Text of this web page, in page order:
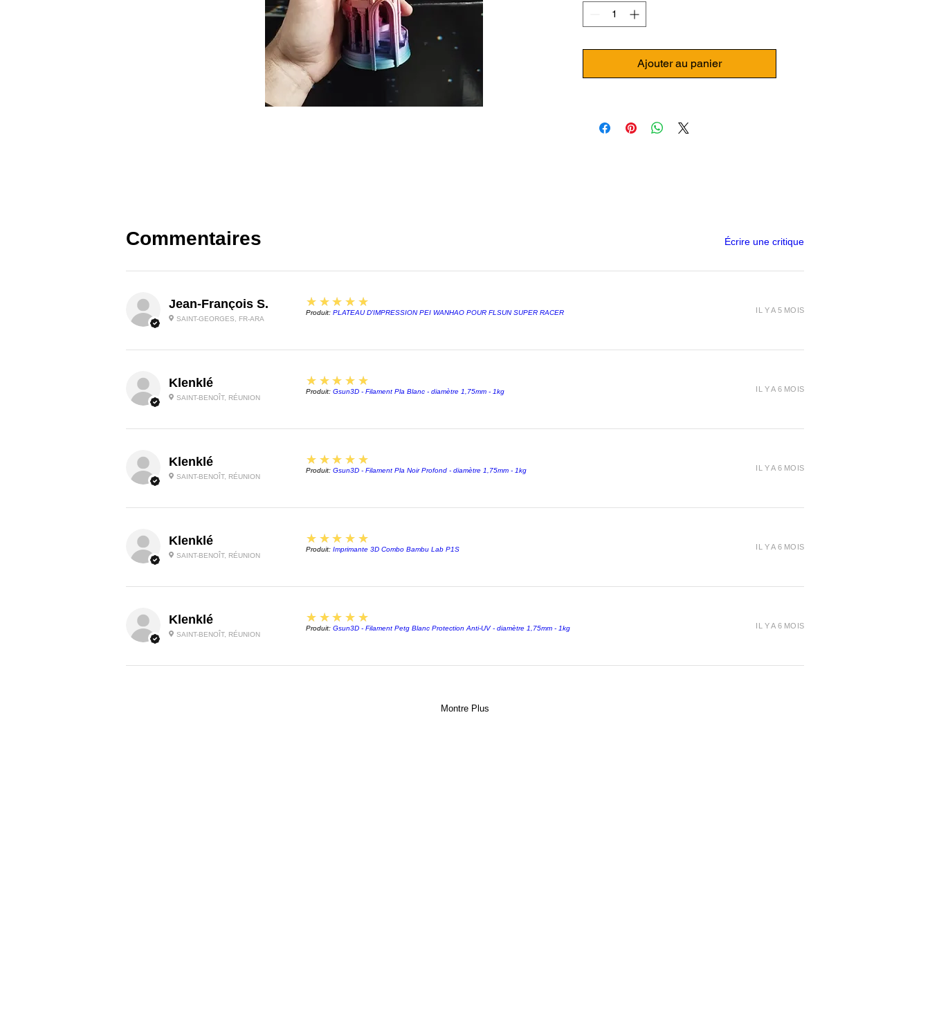
Le filament PLA Starter de Rosa3D est
conçu pour les utilisateurs novices
d'impression vous convaincra
d'imprimer des projets de plus en plus
Un décor d'aquarium avec du filament
Ajouter au panier
Commentaires Écrire une critique
Jean-François S.
SAINT-GEORGES, FR-ARA
5
★★★★★
Produit: PLATEAU D'IMPRESSION PEI WANHAO POUR FLSUN SUPER RACER IL Y A 5 MOIS
Klenklé
SAINT-BENOÎT, RÉUNION
5
★★★★★
Produit: Gsun3D - Filament Pla Blanc - diamètre 1,75mm - 1kg IL Y A 6 MOIS
Klenklé
SAINT-BENOÎT, RÉUNION
5
★★★★★
Produit: Gsun3D - Filament Pla Noir Profond - diamètre 1,75mm - 1kg IL Y A 6 MOIS
Klenklé
SAINT-BENOÎT, RÉUNION
5
★★★★★
Produit: Imprimante 3D Combo Bambu Lab P1S IL Y A 6 MOIS
Klenklé
SAINT-BENOÎT, RÉUNION
5
★★★★★
Produit: Gsun3D - Filament Petg Blanc Protection Anti-UV - diamètre 1,75mm - 1kg IL Y A 6 MOIS
Montre Plus